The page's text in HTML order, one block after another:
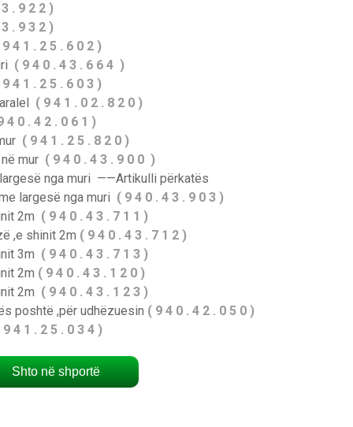
. 9 2 2 )
. 9 3 2 )
9 4 1 . 2 5 . 6 0 2 )
( 9 4 0 . 4 3 . 6 6 4 )
9 4 1 . 2 5 . 6 0 3 )
( 9 4 1 . 0 2 . 8 2 0 )
4 0 . 4 2 . 0 6 1 )
( 9 4 1 . 2 5 . 8 2 0 )
mur ( 9 4 0 . 4 3 . 9 0 0 )
nga muri ——Artikulli përkatës
largesë nga muri ( 9 4 0 . 4 3 . 9 0 3 )
2m ( 9 4 0 . 4 3 . 7 1 1 )
,e shinit 2m ( 9 4 0 . 4 3 . 7 1 2 )
3m ( 9 4 0 . 4 3 . 7 1 3 )
2m ( 9 4 0 . 4 3 . 1 2 0 )
2m ( 9 4 0 . 4 3 . 1 2 3 )
poshtë ,për udhëzuesin ( 9 4 0 . 4 2 . 0 5 0 )
9 4 1 . 2 5 . 0 3 4 )
Shto në shportë